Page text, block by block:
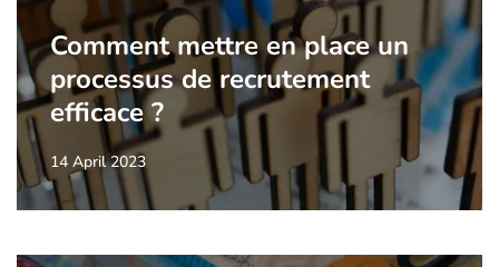
Comment mettre en place un
processus de recrutement
efficace ?
14 April 2023